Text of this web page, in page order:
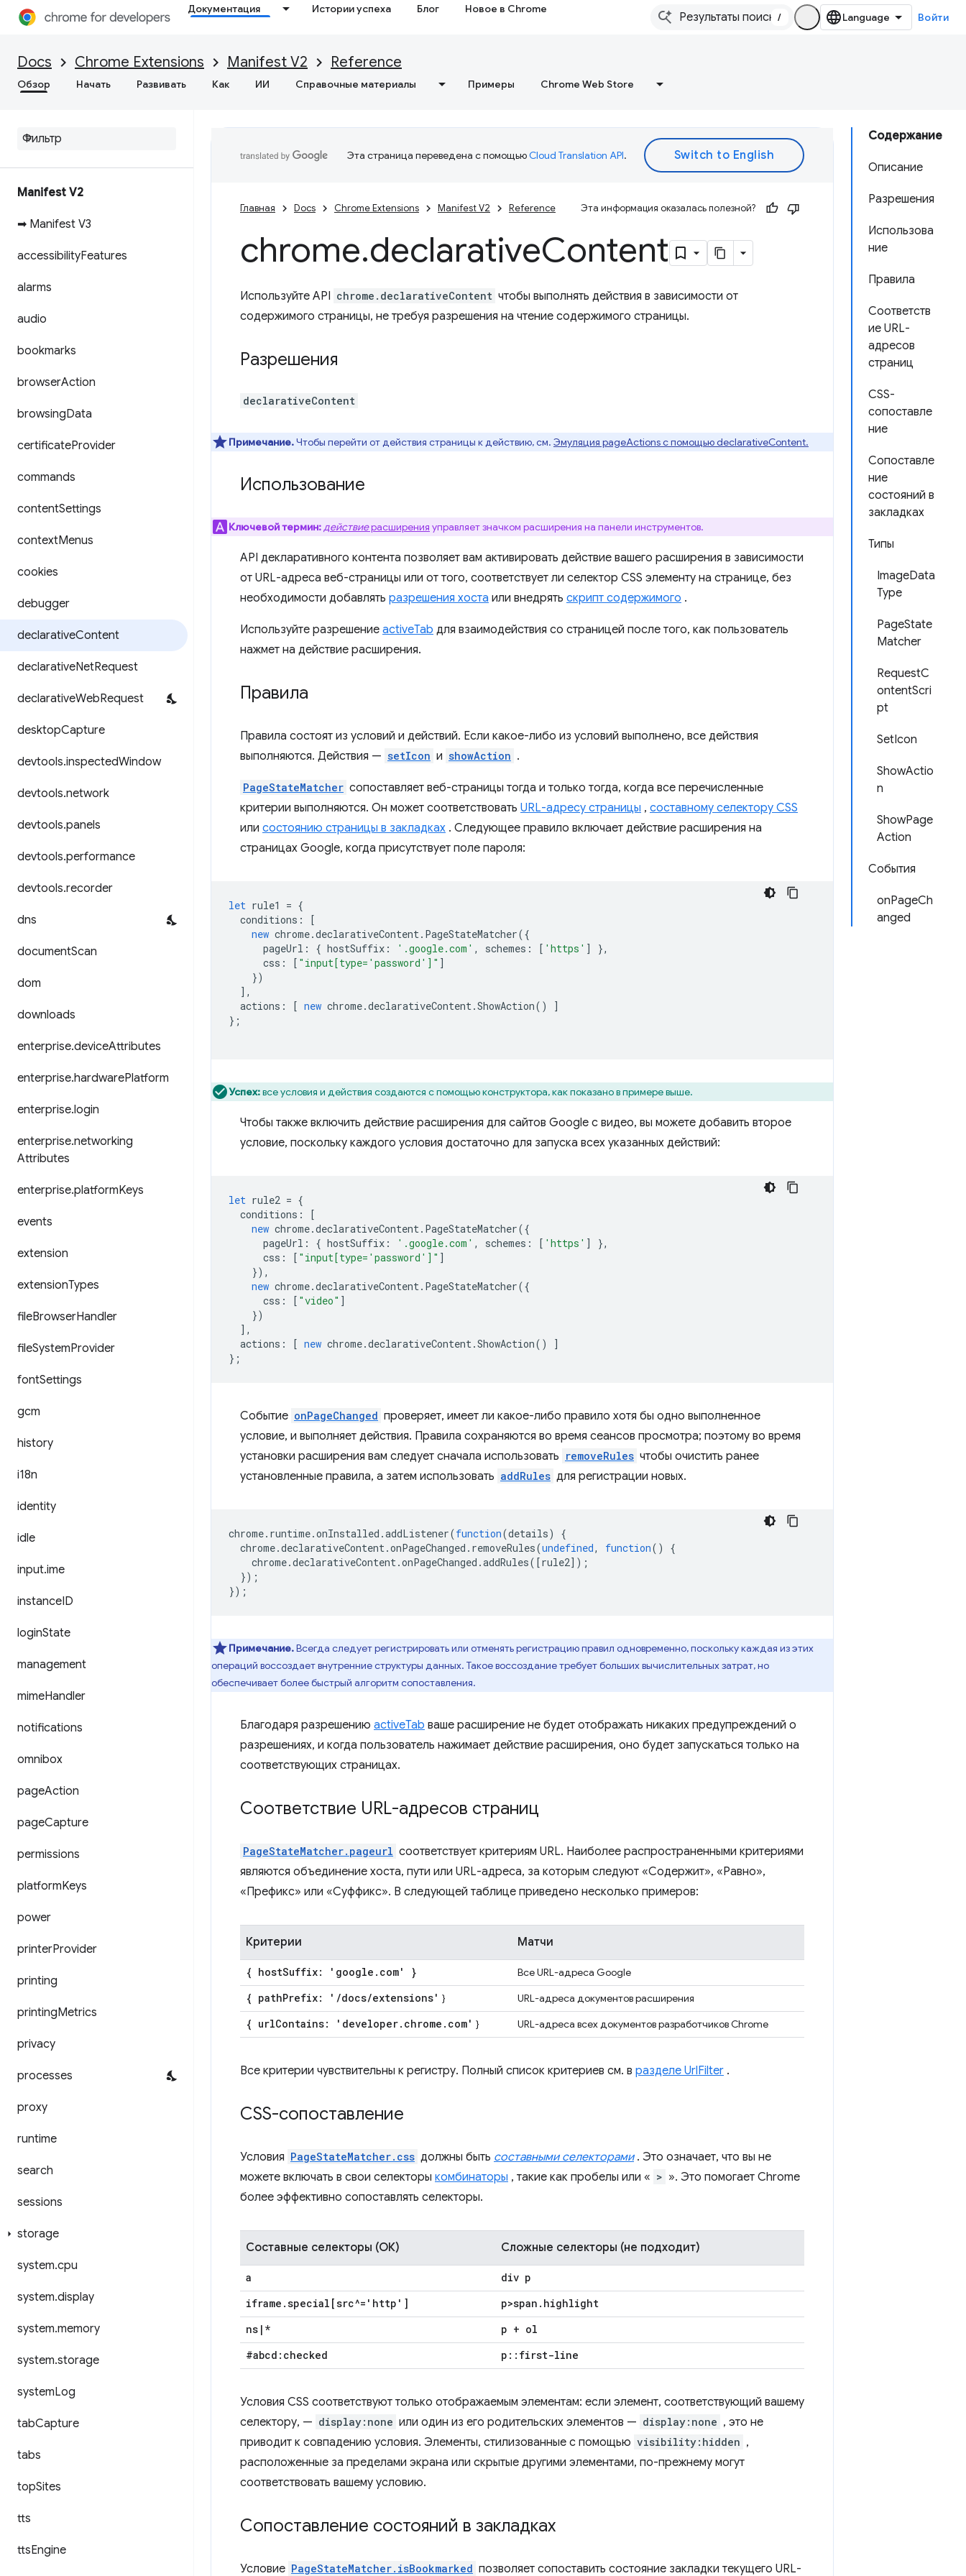
Документация Истории успеха Блог Новое в Chrome
/ Войти
Docs Chrome Extensions Manifest V2 Reference
Обзор Начать Развивать Как ИИ Справочные материалы Примеры Chrome Web Store
Manifest V2
➡ Manifest V3
accessibilityFeatures
alarms
audio
bookmarks
browserAction
browsingData
certificateProvider
commands
contentSettings
contextMenus
cookies
debugger
declarativeContent
declarativeNetRequest
declarativeWebRequest
desktopCapture
devtools.inspectedWindow
devtools.network
devtools.panels
devtools.performance
devtools.recorder
dns
documentScan
dom
downloads
enterprise.deviceAttributes
enterprise.hardwarePlatform
enterprise.login
enterprise.networking
Attributes
enterprise.platformKeys
events
extension
extensionTypes
fileBrowserHandler
fileSystemProvider
fontSettings
gcm
history
i18n
identity
idle
input.ime
instanceID
loginState
management
mimeHandler
notifications
omnibox
pageAction
pageCapture
permissions
platformKeys
power
printerProvider
printing
printingMetrics
privacy
processes
proxy
runtime
search
sessions
storage
system.cpu
system.display
system.memory
system.storage
systemLog
tabCapture
tabs
topSites
tts
ttsEngine
Содержание
Описание
Разрешения
Использова
ние
Правила
Соответств
ие URL-
адресов
страниц
CSS-
сопоставле
ние
Сопоставле
ние
состояний в
закладках
Типы
ImageData
Type
PageState
Matcher
RequestC
ontentScri
pt
SetIcon
ShowActio
n
ShowPage
Action
События
onPageCh
anged
Эта страница переведена с помощьюCloud Translation API.
Главная Docs Chrome Extensions Manifest V2 Reference Эта информация оказалась полезной?
chrome.declarativeContent
Используйте API chrome.declarativeContent чтобы выполнять действия в зависимости от
содержимого страницы, не требуя разрешения на чтение содержимого страницы.
Разрешения
declarativeContent
Примечание.Чтобы перейти от действия страницы к действию, см. Эмуляция pageActions с помощью declarativeContent.
Использование
Ключевой термин:действиерасширения управляет значком расширения на панели инструментов.
API декларативного контента позволяет вам активировать действие вашего расширения в зависимости
от URL-адреса веб-страницы или от того, соответствует ли селектор CSS элементу на странице, без
необходимости добавлять разрешения хоста или внедрять скрипт содержимого .
Используйте разрешение activeTab для взаимодействия со страницей после того, как пользователь
нажмет на действие расширения.
Правила
Правила состоят из условий и действий. Если какое-либо из условий выполнено, все действия
выполняются. Действия — setIcon и showAction .
PageStateMatcher сопоставляет веб-страницы тогда и только тогда, когда все перечисленные
критерии выполняются. Он может соответствовать URL-адресу страницы , составному селектору CSS
или состоянию страницы в закладках . Следующее правило включает действие расширения на
страницах Google, когда присутствует поле пароля:
let rule1 = {
conditions :
[
new chrome.declarativeContent. PageStateMatcher({
pageUrl : { hostSuffix : '.google.com' , schemes : [ 'https' ]
},
css : [ "input[type='password']" ]
})
],
actions : [ new chrome.declarativeContent.ShowAction()
]
};
Успех:все условия и действия создаются с помощью конструктора, как показано в примере выше.
Чтобы также включить действие расширения для сайтов Google с видео, вы можете добавить второе
условие, поскольку каждого условия достаточно для запуска всех указанных действий:
let rule2 = {
conditions :
[
new chrome.declarativeContent. PageStateMatcher({
pageUrl : { hostSuffix : '.google.com' , schemes : [ 'https' ]
},
css : [ "input[type='password']" ]
}),
new chrome.declarativeContent. PageStateMatcher({
css : [ "video" ]
})
],
actions : [ new chrome.declarativeContent.ShowAction()
]
};
Событие onPageChanged проверяет, имеет ли какое-либо правило хотя бы одно выполненное
условие, и выполняет действия. Правила сохраняются во время сеансов просмотра; поэтому во время
установки расширения вам следует сначала использовать removeRules чтобы очистить ранее
установленные правила, а затем использовать addRules для регистрации новых.
chrome. runtime.onInstalled .addListener(function(details)
{
chrome.declarativeContent.onPageChanged . removeRules(undefined, function()
{
chrome.declarativeContent.onPageChanged .addRules([rule2]);
});
});
Примечание.Всегда следует регистрировать или отменять регистрацию правил одновременно, поскольку каждая из этих
операций воссоздает внутренние структуры данных. Такое воссоздание требует больших вычислительных затрат, но
обеспечивает более быстрый алгоритм сопоставления.
Благодаря разрешению activeTab ваше расширение не будет отображать никаких предупреждений о
разрешениях, и когда пользователь нажимает действие расширения, оно будет запускаться только на
соответствующих страницах.
Соответствие URL-адресов страниц
PageStateMatcher.pageurl соответствует критериям URL. Наиболее распространенными критериями
являются объединение хоста, пути или URL-адреса, за которым следуют «Содержит», «Равно»,
«Префикс» или «Суффикс». В следующей таблице приведено несколько примеров:
Критерии Матчи
{ hostSuffix: 'google . com' } Все URL-адреса Google
{ pathPrefix: ' /docs/extensions' } URL-адреса документов расширения
{ urlContains: 'developer. chrome . com' } URL-адреса всех документов разработчиков Chrome
Все критерии чувствительны к регистру. Полный список критериев см. в разделе UrlFilter .
CSS-сопоставление
Условия PageStateMatcher.css должны быть составными селекторами. Это означает, что вы не
можете включать в свои селекторы комбинаторы , такие как пробелы или « > ». Это помогает Chrome
более эффективно сопоставлять селекторы.
Составные селекторы (ОК) Сложные селекторы (не подходит)
a
div p
iframe .special[src^='http'] p>span . highlight
ns | *
p + ol
#abcd:checked
p :: first-line
Условия CSS соответствуют только отображаемым элементам: если элемент, соответствующий вашему
селектору, — display:none или один из его родительских элементов — display:none , это не
приводит к совпадению условия. Элементы, стилизованные с помощью visibility:hidden ,
расположенные за пределами экрана или скрытые другими элементами, по-прежнему могут
соответствовать вашему условию.
Сопоставление состояний в закладках
Условие PageStateMatcher.isBookmarked позволяет сопоставить состояние закладки текущего URL-